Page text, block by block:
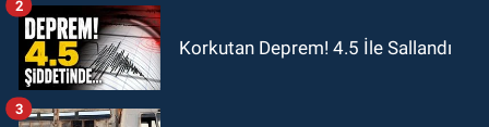
Korkutan Deprem! 4.5 İle Sallandı
2
3